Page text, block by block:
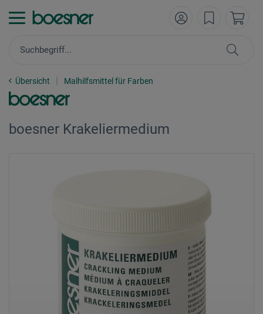
Übersicht Malhilfsmittel für Farben
boesner Krakeliermedium